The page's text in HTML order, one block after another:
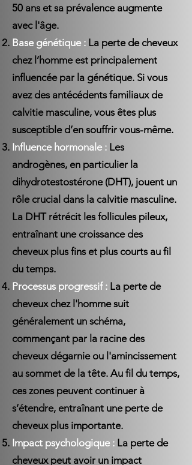
50 ans et sa prévalence augmente
avec l'âge.
Base génétique : La perte de cheveux
chez l’homme est principalement
influencée par la génétique. Si vous
avez des antécédents familiaux de
calvitie masculine, vous êtes plus
susceptible d’en souffrir vous-même.
Influence hormonale : Les
androgènes, en particulier la
dihydrotestostérone (DHT), jouent un
rôle crucial dans la calvitie masculine.
La DHT rétrécit les follicules pileux,
entraînant une croissance des
cheveux plus fins et plus courts au fil
du temps.
Processus progressif : La perte de
cheveux chez l'homme suit
généralement un schéma,
commençant par la racine des
cheveux dégarnie ou l'amincissement
au sommet de la tête. Au fil du temps,
ces zones peuvent continuer à
s’étendre, entraînant une perte de
cheveux plus importante.
Impact psychologique : La perte de
cheveux peut avoir un impact